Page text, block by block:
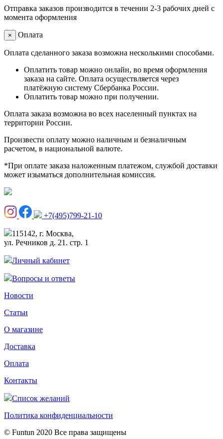
Отправка заказов производится в течении 2-3 рабочих дней с
момента оформления
× Оплата
Оплата сделанного заказа возможна несколькими способами.
Оплатить товар можно онлайн, во время оформления
заказа на сайте. Оплата осуществляется через
платёжную систему Сбербанка России.
Оплатить товар можно при получении.
Оплата заказа возможна во всех населенный пунктах на
территории России.
Произвести оплату можно наличным и безналичным
расчетом, в национальной валюте.
*При оплате заказа наложенным платежом, службой доставки
может изыматься дополнительная комиссия.
+7(495)799-21-10
115142, г. Москва,
ул. Речников д. 21. стр. 1
Личный кабинет
Вопросы и ответы
Новости
Статьи
О магазине
Доставка
Оплата
Контакты
Список желаний
Политика конфиденциальности
© Funtun 2020 Все права защищены